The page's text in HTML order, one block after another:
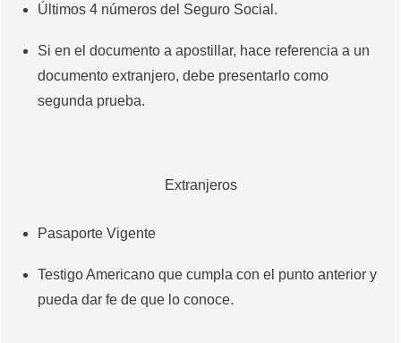
Últimos 4 números del Seguro Social.
Si en el documento a apostillar, hace referencia a un
documento extranjero, debe presentarlo como
segunda prueba.
Extranjeros
Pasaporte Vigente
Testigo Americano que cumpla con el punto anterior y
pueda dar fe de que lo conoce.